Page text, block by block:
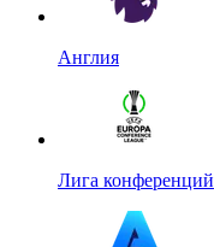
Англия
Лига конференций